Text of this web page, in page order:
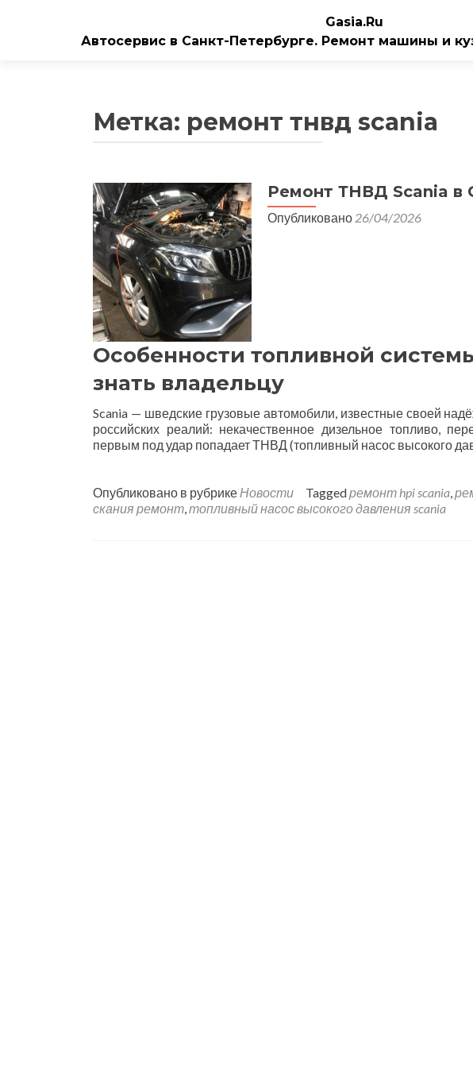
Gasia.Ru
Автосервис в Санкт-Петербурге. Ремонт машины и
Метка: ремонт тнвд scania
Ремонт ТНВД Scania в
Опубликовано 26/04/2026
Особенности топливной
знать владельцу
Scania — шведские грузовые автомобили, известные своей
российских реалий: некачественное дизельное топливо,
первым под удар попадает ТНВД (топливный насос высокого
Опубликовано в рубрикеНовости Taggedремонт hpi scania,
скания ремонт,топливный насос высокого давления scania